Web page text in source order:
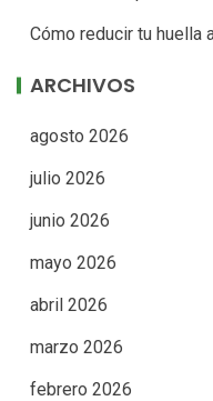
Cómo reducir tu huella
ARCHIVOS
agosto 2026
julio 2026
junio 2026
mayo 2026
abril 2026
marzo 2026
febrero 2026